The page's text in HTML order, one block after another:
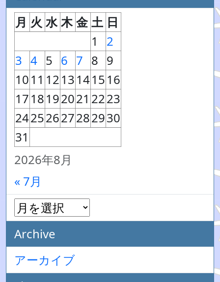
2026年8月
月 火 水 木 金 土 日
1
2
3 4 5 6 7 8 9
1011 1213141516
1718192021 2223
24252627282930
31
« 7月
Archive
アーカイブ